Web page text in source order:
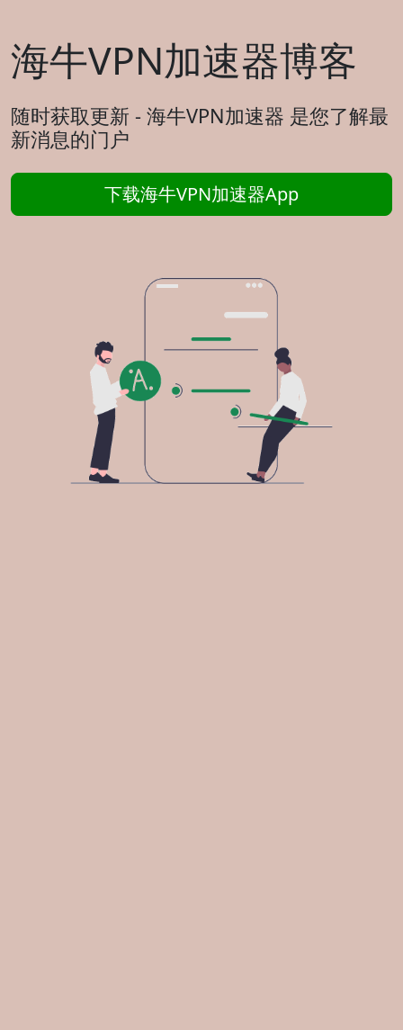
海牛VPN加速器博客
随时获取更新 - 海牛VPN加速器 是您了解最
新消息的门户
下载海牛VPN加速器App